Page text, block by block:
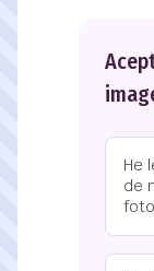
He
de